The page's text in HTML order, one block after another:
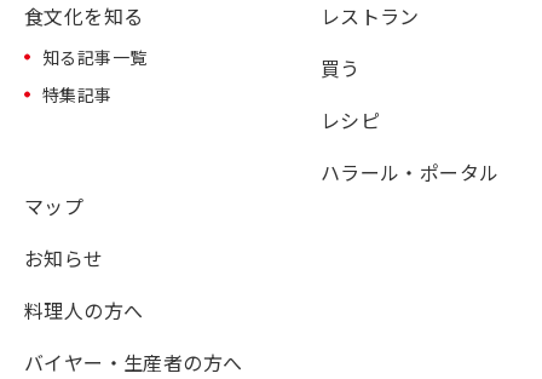
食文化を知る
知る記事一覧
特集記事
レストラン
買う
レシピ
ハラール・ポータル
マップ
お知らせ
料理人の方へ
バイヤー・生産者の方へ